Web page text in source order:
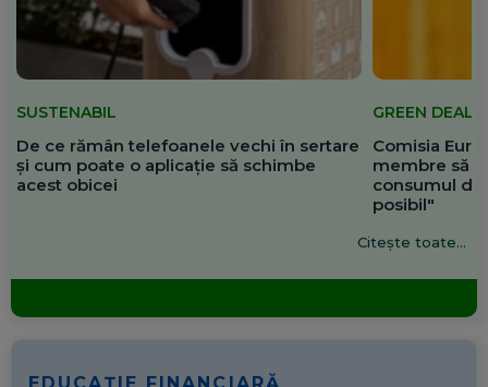
SUSTENABIL
De ce rămân telefoanele vechi în sertare
și cum poate o aplicație să schimbe
acest obicei
GREEN DEAL
Comisia
membre să
consumul de
posibil"
Citește toate...